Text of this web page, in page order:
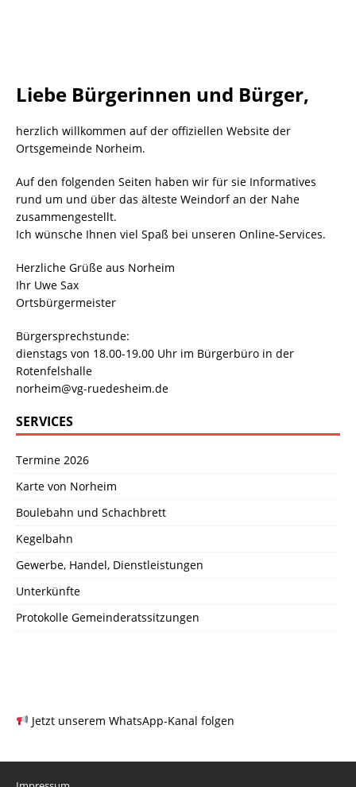
Liebe Bürgerinnen und Bürger,
herzlich willkommen auf der offiziellen Website der
Ortsgemeinde Norheim.
Auf den folgenden Seiten haben wir für sie Informatives
rund um und über das älteste Weindorf an der Nahe
zusammengestellt.
Ich wünsche Ihnen viel Spaß bei unseren Online-Services.
Herzliche Grüße aus Norheim
Ihr Uwe Sax
Ortsbürgermeister
Bürgersprechstunde:
dienstags von 18.00-19.00 Uhr im Bürgerbüro in der
Rotenfelshalle
norheim@vg-ruedesheim.de
SERVICES
Termine 2026
Karte von Norheim
Boulebahn und Schachbrett
Kegelbahn
Gewerbe, Handel, Dienstleistungen
Unterkünfte
Protokolle Gemeinderatssitzungen
Jetzt unserem WhatsApp-Kanal folgen